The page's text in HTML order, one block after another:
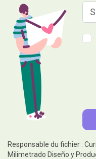
Responsable du fichier :
Milimetrado Diseño y